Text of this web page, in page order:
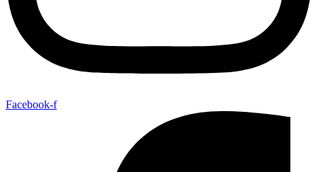
Facebook-f